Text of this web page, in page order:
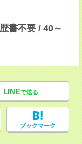
書不要 / 40～
LINEで送る
ブックマーク